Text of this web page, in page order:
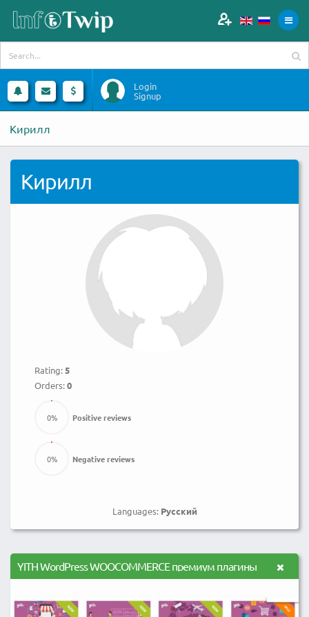
Login
Signup
Кирилл
Кирилл
Rating:5
Orders:0
Positive reviews
0%
Negative reviews
0%
Languages: Русский
YITH WordPress WOOCOMMERCE премиум плагины